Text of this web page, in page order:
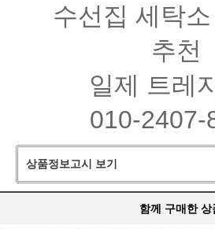
수선집 세탁
추천
일제 트레
010-2407-
상품정보고시 보기
함께 구매한 상